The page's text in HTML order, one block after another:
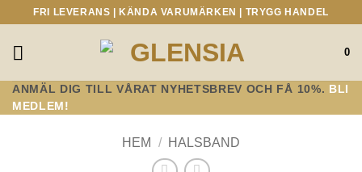
content
FRI LEVERANS | KÄNDA VARUMÄRKEN | TRYGG HANDEL
0
ANMÄL DIG TILL VÅRAT NYHETSBREV OCH FÅ 10%. BLI
MEDLEM!
HEM / HALSBAND